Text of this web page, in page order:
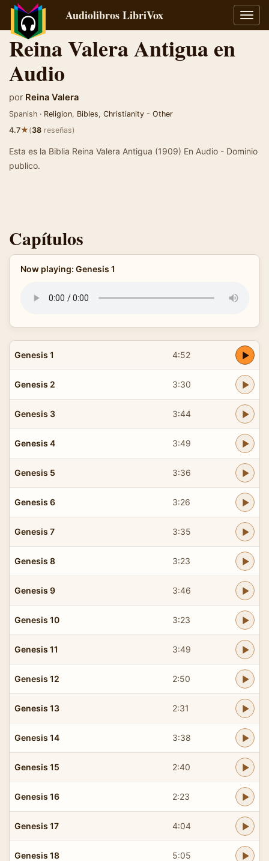
Audiolibros LibriVox
Reina Valera Antigua en
Audio
por Reina Valera
Spanish · Religion, Bibles, Christianity - Other
4.7★(38 reseñas)
Esta es la Biblia Reina Valera Antigua (1909) En Audio - Dominio
publico.
Capítulos
Now playing: Genesis 1
Genesis 1 4:52
Genesis 2 3:30
Genesis 3 3:44
Genesis 4 3:49
Genesis 5 3:36
Genesis 6 3:26
Genesis 7 3:35
Genesis 8 3:23
Genesis 9 3:46
Genesis 10 3:23
Genesis 11 3:49
Genesis 12 2:50
Genesis 13 2:31
Genesis 14 3:38
Genesis 15 2:40
Genesis 16 2:23
Genesis 17 4:04
Genesis 18 5:05